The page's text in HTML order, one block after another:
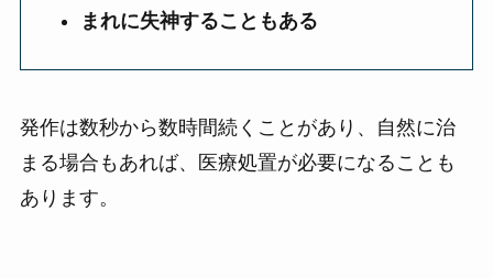
まれに失神することもある
発作は数秒から数時間続くことがあり、自然に治
まる場合もあれば、医療処置が必要になることも
あります。